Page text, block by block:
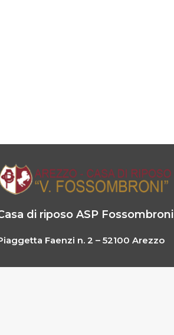
di riposo ASP Fossombroni
Faenzi n. 2 – 52100 Arezzo